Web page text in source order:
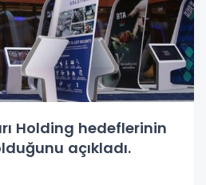
Holding hedeflerinin
açıkladı.